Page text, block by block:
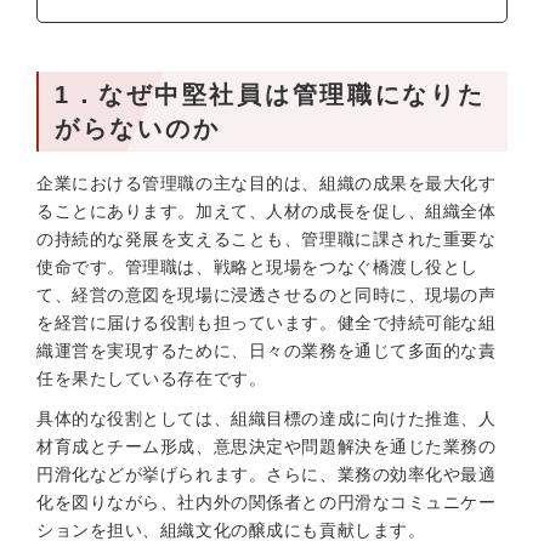
1．なぜ中堅社員は管理職になりた
がらないのか
企業における管理職の主な目的は、組織の成果を最大化す
ることにあります。加えて、人材の成長を促し、組織全体
の持続的な発展を支えることも、管理職に課された重要な
使命です。管理職は、戦略と現場をつなぐ橋渡し役とし
て、経営の意図を現場に浸透させるのと同時に、現場の声
を経営に届ける役割も担っています。健全で持続可能な組
織運営を実現するために、日々の業務を通じて多面的な責
任を果たしている存在です。
具体的な役割としては、組織目標の達成に向けた推進、人
材育成とチーム形成、意思決定や問題解決を通じた業務の
円滑化などが挙げられます。さらに、業務の効率化や最適
化を図りながら、社内外の関係者との円滑なコミュニケー
ションを担い、組織文化の醸成にも貢献します。